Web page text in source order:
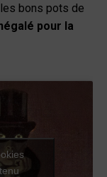
bons pots de
pour la